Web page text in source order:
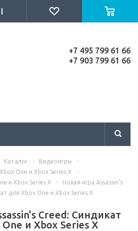
+7 495 799 61 66
+7 903 799 61 66
Каталог - Видеоигры
-
One и Xbox Series X
-
и Xbox Series X
-
Новая игра Assassin's
для Xbox One и Xbox Series X
Creed: Синдикат
и Xbox Series X